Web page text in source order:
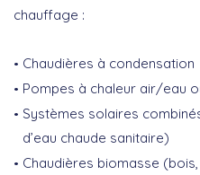
chauffage :
Chaudières à condensation
Pompes à chaleur air/eau
Systèmes solaires
d’eau chaude sanitaire)
Chaudières biomasse